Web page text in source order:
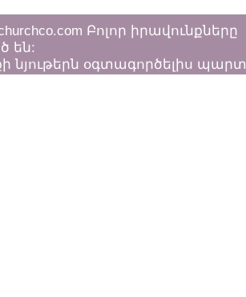
Բոլոր իրավունքները
են:
նյութերն օգտագործելիս